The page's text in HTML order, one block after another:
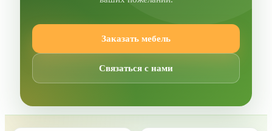
Заказать мебель
Связаться с нами